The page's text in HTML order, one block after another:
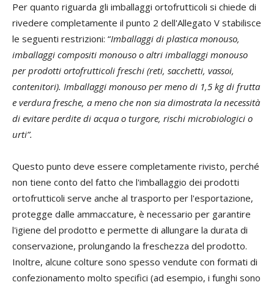
Per quanto riguarda gli imballaggi ortofrutticoli si chiede di
rivedere completamente il punto 2 dell'Allegato V stabilisce
le seguenti restrizioni: “Imballaggi di plastica monouso,
imballaggi compositi monouso o altri imballaggi monouso
per prodotti ortofrutticoli freschi (reti, sacchetti, vassoi,
contenitori). Imballaggi monouso per meno di 1,5 kg di frutta
e verdura fresche, a meno che non sia dimostrata la necessità
di evitare perdite di acqua o turgore, rischi microbiologici o
urti”.
Questo punto deve essere completamente rivisto, perché
non tiene conto del fatto che l'imballaggio dei prodotti
ortofrutticoli serve anche al trasporto per l'esportazione,
protegge dalle ammaccature, è necessario per garantire
l'igiene del prodotto e permette di allungare la durata di
conservazione, prolungando la freschezza del prodotto.
Inoltre, alcune colture sono spesso vendute con formati di
confezionamento molto specifici (ad esempio, i funghi sono